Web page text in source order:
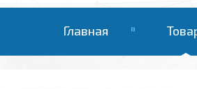
Главная